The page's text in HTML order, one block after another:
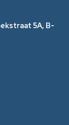
5A, B-